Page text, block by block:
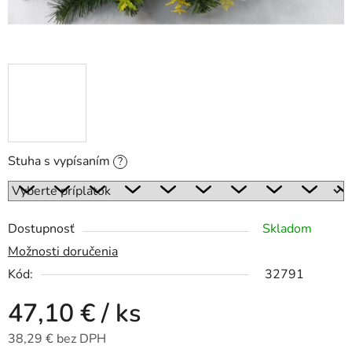
Stuha s vypísaním ?
Dostupnosť
Skladom
Možnosti doručenia
Kód:
32791
47,10 €/ ks
38,29 € bez DPH